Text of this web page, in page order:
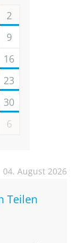
2
9
16
23
30
6
04. August 2026
Teilen